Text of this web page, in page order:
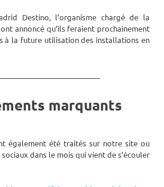
Destino, l’organisme chargé de la
annoncé qu’ils feraient prochainement
à la future utilisation des installations en
marquants
également été traités sur notre site ou
dans le mois qui vient de s’écouler